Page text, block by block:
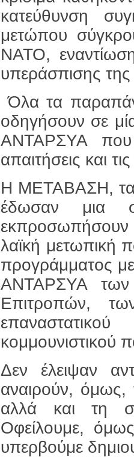
κατεύθυνση
μετώπου
ΝΑΤΟ,
υπεράσπισης της
Όλα τα
οδηγήσουν σε
ΑΝΤΑΡΣΥΑ που
απαιτήσεις και
Η ΜΕΤΑΒΑΣΗ, τα
έδωσαν μια
εκπροσωπήσουν
λαϊκή μετωπική
προγράμματος με
ΑΝΤΑΡΣΥΑ
Επιτροπών,
κομμουνιστικού
Δεν έλειψαν
αναιρούν, όμως,
αλλά και τη
Οφείλουμε,
υπερβούμε